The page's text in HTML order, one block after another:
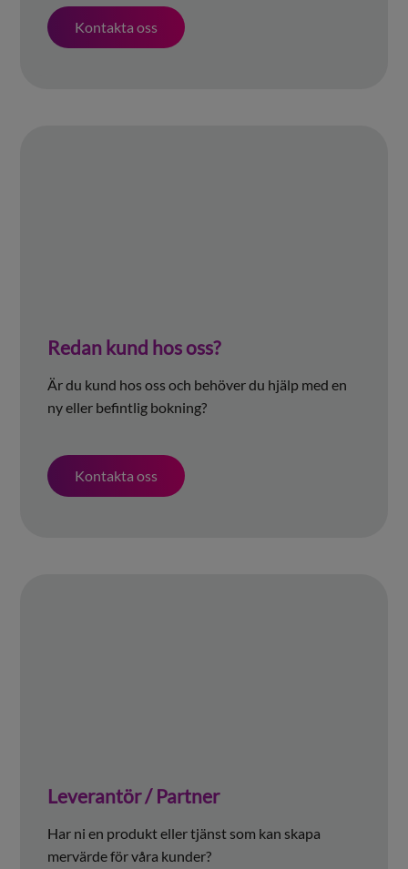
Kontakta oss
Redan kund hos oss?
Är du kund hos oss och behöver du hjälp med en
ny eller befintlig bokning?
Kontakta oss
Leverantör / Partner
Har ni en produkt eller tjänst som kan skapa
mervärde för våra kunder?